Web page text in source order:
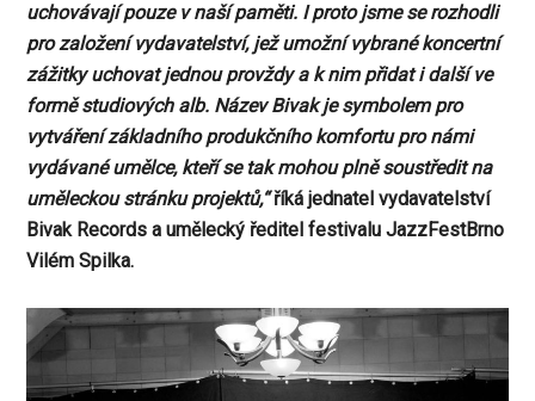
uchovávají pouze v naší paměti. I proto jsme se rozhodli
pro založení vydavatelství, jež umožní vybrané koncertní
zážitky uchovat jednou provždy a k nim přidat i další ve
formě studiových alb. Název Bivak je symbolem pro
vytváření základního produkčního komfortu pro námi
vydávané umělce, kteří se tak mohou plně soustředit na
uměleckou stránku projektů,“říká jednatel vydavatelství
Bivak Records a umělecký ředitel festivalu JazzFestBrno
Vilém Spilka.